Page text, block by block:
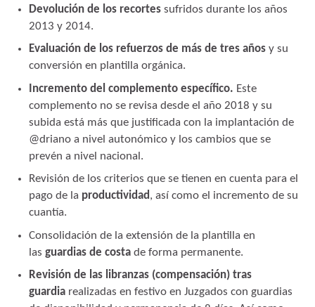
Devolución de los recortessufridos durante los años
2013 y 2014.
Evaluación de los refuerzos de más de tres añosy su
conversión en plantilla orgánica.
Incremento del complemento específico. Este
complemento no se revisa desde el año 2018 y su
subida está más que justificada con la implantación de
@driano a nivel autonómico y los cambios que se
prevén a nivel nacional.
Revisión de los criterios que se tienen en cuenta para el
pago de la productividad, así como el incremento de su
cuantía.
Consolidación de la extensión de la plantilla en
las guardias de costade forma permanente.
Revisión de las libranzas (compensación) tras
guardiarealizadas en festivo en Juzgados con guardias